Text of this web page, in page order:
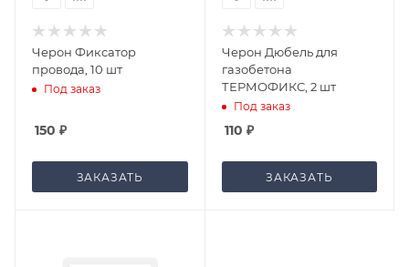
Черон Фиксатор
провода, 10 шт
Под заказ
150 ₽
ЗАКАЗАТЬ
Черон Дюбель для
газобетона
ТЕРМОФИКС, 2 шт
Под заказ
110 ₽
ЗАКАЗАТЬ